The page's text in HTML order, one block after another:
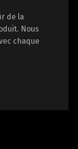
de la
Nous
chaque